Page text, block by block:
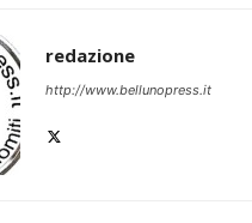
redazione
http://www.bellunopress.it